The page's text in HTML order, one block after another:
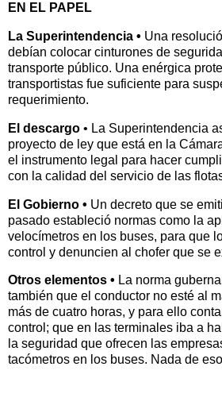
EN EL PAPEL
La Superintendencia • Una
debían colocar cinturones de
transporte público. Una enérgica
transportistas fue suficiente para
requerimiento.
El descargo • La Superintendencia
proyecto de ley que está en la
el instrumento legal para hacer
con la calidad del servicio de las
El Gobierno • Un decreto que se
pasado estableció normas como la
velocímetros en los buses, para que
control y denuncien al chofer que se
Otros elementos • La norma
también que el conductor no esté al
más de cuatro horas, y para ello
control; que en las terminales iba a
la seguridad que ofrecen las
tacómetros en los buses. Nada de